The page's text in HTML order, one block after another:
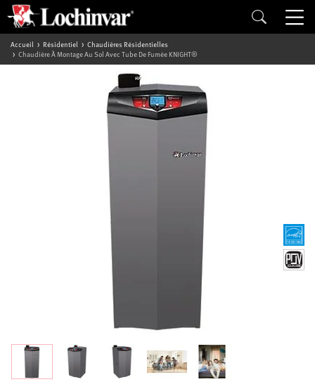
Accueil Résidentiel
Chaudières Résidentielles
Chaudière À Montage Au Sol Avec Tube De Fumée KNIGHT®